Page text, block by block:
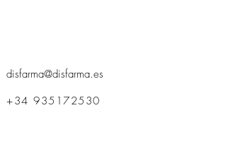
disfarma@disfarma.es
+34 935172530